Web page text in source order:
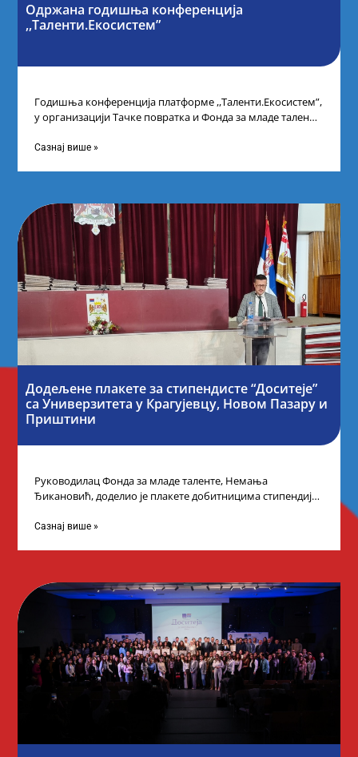
Одржана годишња конференција
,,Таленти.Екосистем”
Годишња конференција платформе ,,Таленти.Екосистем”,
у организацији Тачке повратка и Фонда за младе таленте
Сазнај више »
Додељене плакете за стипендисте “Доситеје”
са Универзитета у Крагујевцу, Новом Пазару и
Приштини
Руководилац Фонда за младе таленте, Немања
Ђикановић, доделио је плакете добитницима стипендије
Сазнај више »